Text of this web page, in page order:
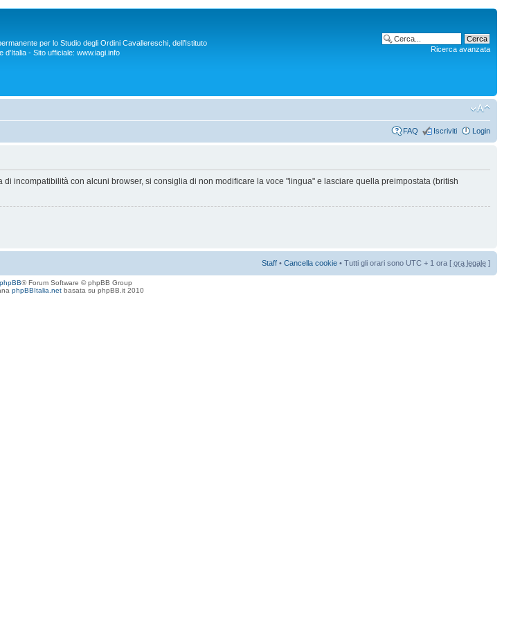
per lo Studio degli Ordini Cavallereschi, dell’Istituto
d'Italia - Sito ufficiale: www.iagi.info
Ricerca avanzata
FAQ Iscriviti Login
di incompatibilità con alcuni browser, si consiglia di non modificare la voce "lingua" e lasciare quella preimpostata (british
Staff • Cancella cookie • Tutti gli orari sono UTC + 1 ora [ ora legale ]
phpBB® Forum Software © phpBB Group
phpBBItalia.netbasata su phpBB.it 2010